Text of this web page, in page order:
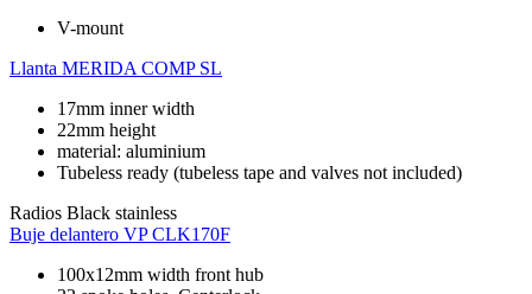
V-mount
Llanta MERIDA COMP SL
17mm inner width
22mm height
material: aluminium
Tubeless ready (tubeless tape and valves not included)
Radios Black stainless
Buje delantero VP CLK170F
100x12mm width front hub